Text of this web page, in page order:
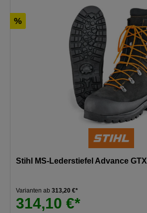
%
Stihl MS-Lederstiefel Advance GTX
Varianten ab 313,20 €*
314,10 €*